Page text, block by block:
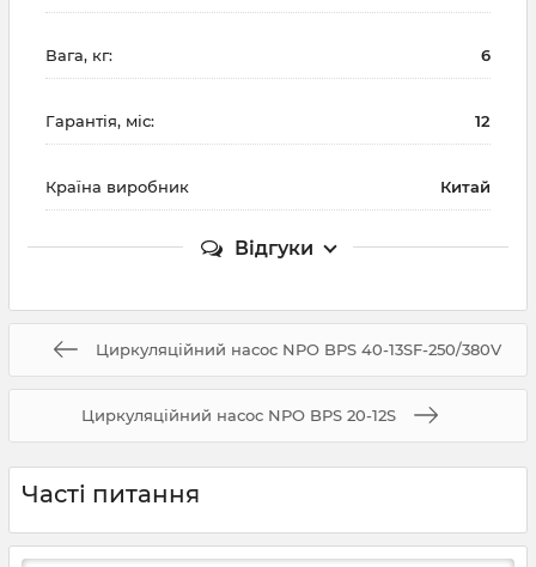
Вага, кг: 6
Гарантія, міс: 12
Країна виробник Китай
Відгуки
Циркуляційний насос NPO BPS 40-13SF-250/380V
Циркуляційний насос NPO BPS 20-12S
Часті питання